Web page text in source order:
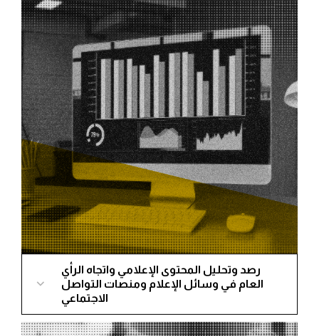
READ MORE
رصد وتحليل المحتوى الإعلامي واتجاه الرأي
العام في وسائل الإعلام ومنصات التواصل
الاجتماعي
يعتبر محتوى وسائل الإعلام والتفاعل الذي يدور على